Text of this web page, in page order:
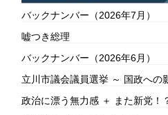
バックナンバー（2026年7月）
嘘つき総理
バックナンバー（2026年6月）
立川市議会議員選挙 ～ 国政への
政治に漂う無力感 ＋ また新党！